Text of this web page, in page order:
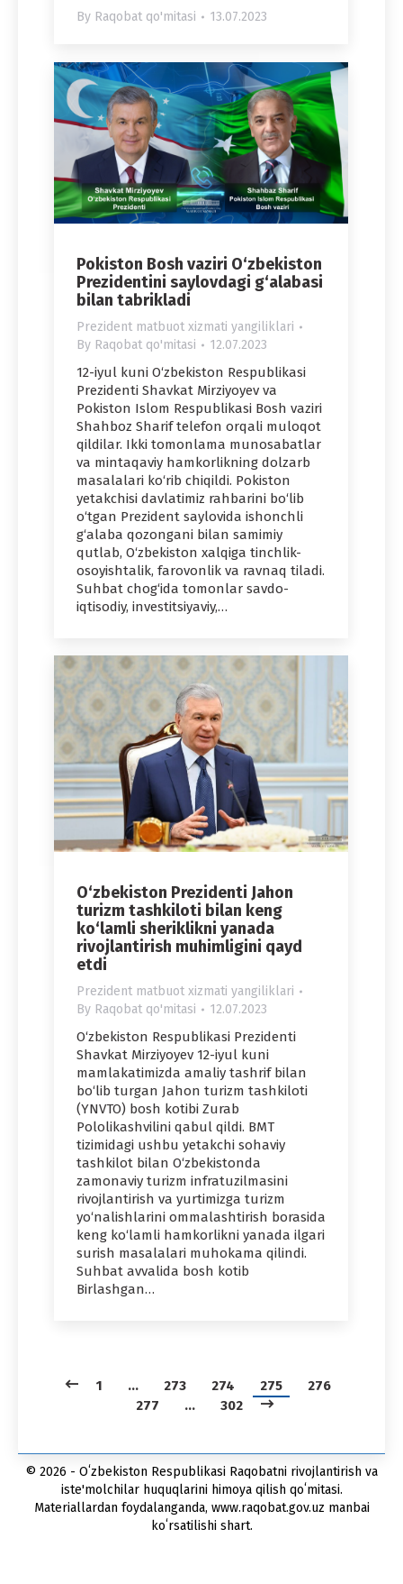
By Raqobat qo'mitasi 13.07.2023
Pokiston Bosh vaziri O‘zbekiston
Prezidentini saylovdagi g‘alabasi
bilan tabrikladi
Prezident matbuot xizmati yangiliklari
By Raqobat qo'mitasi 12.07.2023
12-iyul kuni O‘zbekiston Respublikasi
Prezidenti Shavkat Mirziyoyev va
Pokiston Islom Respublikasi Bosh vaziri
Shahboz Sharif telefon orqali muloqot
qildilar. Ikki tomonlama munosabatlar
va mintaqaviy hamkorlikning dolzarb
masalalari ko‘rib chiqildi. Pokiston
yetakchisi davlatimiz rahbarini bo‘lib
o‘tgan Prezident saylovida ishonchli
g‘alaba qozongani bilan samimiy
qutlab, O‘zbekiston xalqiga tinchlik-
osoyishtalik, farovonlik va ravnaq tiladi.
Suhbat chog‘ida tomonlar savdo-
iqtisodiy, investitsiyaviy,…
O‘zbekiston Prezidenti Jahon
turizm tashkiloti bilan keng
ko‘lamli sheriklikni yanada
rivojlantirish muhimligini qayd
etdi
Prezident matbuot xizmati yangiliklari
By Raqobat qo'mitasi 12.07.2023
O‘zbekiston Respublikasi Prezidenti
Shavkat Mirziyoyev 12-iyul kuni
mamlakatimizda amaliy tashrif bilan
bo‘lib turgan Jahon turizm tashkiloti
(YNVTO) bosh kotibi Zurab
Pololikashvilini qabul qildi. BMT
tizimidagi ushbu yetakchi sohaviy
tashkilot bilan O‘zbekistonda
zamonaviy turizm infratuzilmasini
rivojlantirish va yurtimizga turizm
yo‘nalishlarini ommalashtirish borasida
keng ko‘lamli hamkorlikni yanada ilgari
surish masalalari muhokama qilindi.
Suhbat avvalida bosh kotib
Birlashgan…
1 … 273 274 275
276
277
… 302
© 2026 - Oʻzbekiston Respublikasi Raqobatni rivojlantirish va
iste'molchilar huquqlarini himoya qilish qoʻmitasi.
Materiallardan foydalanganda, www.raqobat.gov.uz manbai
koʻrsatilishi shart.